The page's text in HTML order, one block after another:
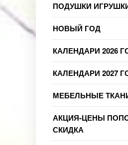
ПОДУШКИ
НОВЫЙ ГОД
КАЛЕНДАРИ 2026
КАЛЕНДАРИ 2027
МЕБЕЛЬНЫЕ
АКЦИЯ-ЦЕНЫ
СКИДКА